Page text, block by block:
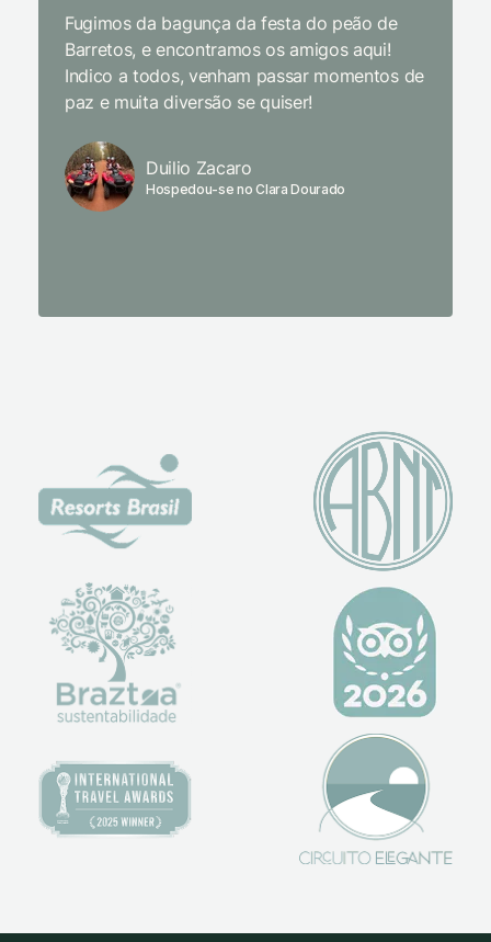
Fugimos da bagunça da festa do peão de
Barretos, e encontramos os amigos aqui!
Indico a todos, venham passar momentos de
paz e muita diversão se quiser!
Duilio Zacaro
Hospedou-se no Clara Dourado